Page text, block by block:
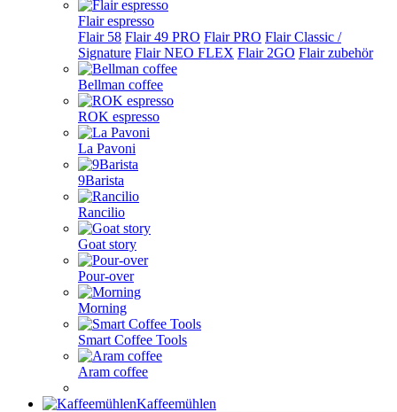
Flair espresso
Flair 58 Flair 49 PRO Flair PRO Flair Classic /
Signature Flair NEO FLEX Flair 2GO Flair zubehör
Bellman coffee
ROK espresso
La Pavoni
9Barista
Rancilio
Goat story
Pour-over
Morning
Smart Coffee Tools
Aram coffee
Kaffeemühlen